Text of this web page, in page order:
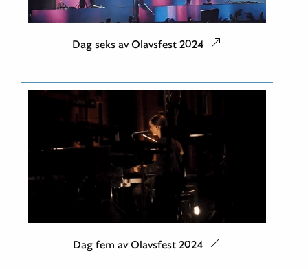
Dag seks av Olavsfest 2024
Dag fem av Olavsfest 2024